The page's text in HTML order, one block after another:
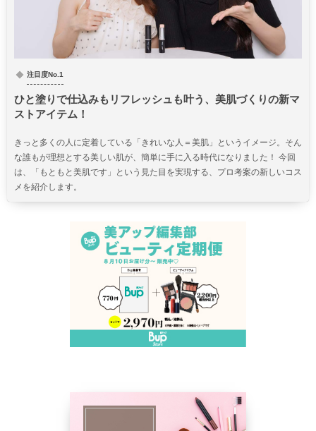
注目度No.1
ひと塗りで仕込みもリフレッシュも叶う、美肌づくりの新マ
ストアイテム！
きっと多くの人に定着している「きれいな人＝美肌」というイメージ。そん
な誰もが理想とする美しい肌が、簡単に手に入る時代になりました！ 今回
は、「もともと美肌です」という見た目を実現する、プロ考案の新しいコス
メを紹介します。